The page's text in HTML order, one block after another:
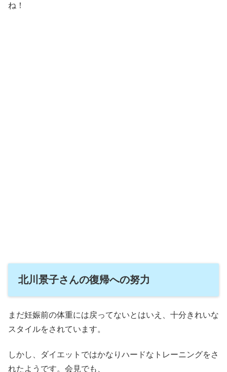
ね！
北川景子さんの復帰への努力
まだ妊娠前の体重には戻ってないとはいえ、十分きれいな
スタイルをされています。
しかし、ダイエットではかなりハードなトレーニングをさ
れたようです。会見でも、